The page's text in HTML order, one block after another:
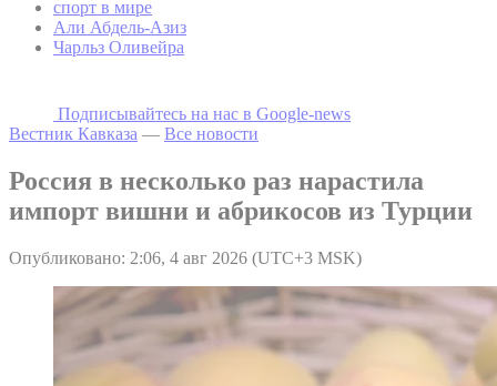
спорт в мире
Али Абдель-Азиз
Чарльз Оливейра
Подписывайтесь на наc в Google-news
Вестник Кавказа — Все новости
Россия в несколько раз нарастила
импорт вишни и абрикосов из Турции
Опубликовано: 2:06, 4 авг 2026 (UTC+3 MSK)